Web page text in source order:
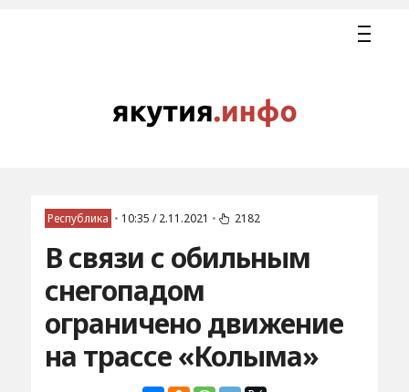
Республика • 10:35 / 2.11.2021 • 2182
В связи с обильным
снегопадом
ограничено движение
на трассе «Колыма»